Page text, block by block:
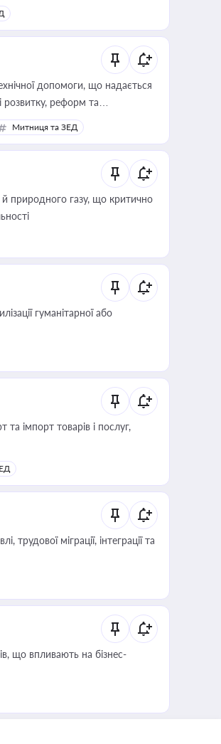
допомоги, що надається
розвитку, реформ та
Митниця та ЗЕД
й природного газу, що критично
гуманітарної або
імпорт товарів і послуг,
що впливають на бізнес-